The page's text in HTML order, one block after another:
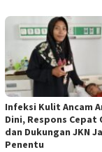
Infeksi Kulit Ancam
Dini, Respons Cepat
dan Dukungan JKN
Penentu